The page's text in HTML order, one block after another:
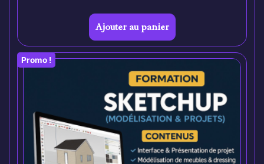
Ajouter au panier
Promo !